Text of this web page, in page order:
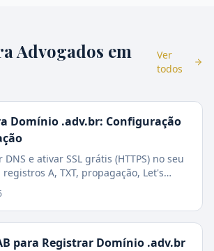
Advogados em
Ver
todos
Domínio .adv.br: Configuração
e ativar SSL grátis (HTTPS) no seu
A, TXT, propagação, Let's
de segurança.
para Registrar Domínio .adv.br